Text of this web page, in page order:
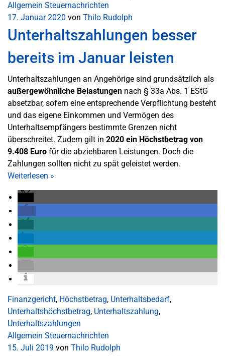
Allgemein Steuernachrichten
17. Januar 2020 von Thilo Rudolph
Unterhaltszahlungen besser
bereits im Januar leisten
Unterhaltszahlungen an Angehörige sind grundsätzlich als
außergewöhnliche Belastungen nach § 33a Abs. 1 EStG
absetzbar, sofern eine entsprechende Verpflichtung besteht
und das eigene Einkommen und Vermögen des
Unterhaltsempfängers bestimmte Grenzen nicht
überschreitet. Zudem gilt in 2020 ein Höchstbetrag von
9.408 Euro für die abziehbaren Leistungen. Doch die
Zahlungen sollten nicht zu spät geleistet werden.
Weiterlesen »
Finanzgericht, Höchstbetrag, Unterhaltsbedarf,
Unterhaltshöchstbetrag, Unterhaltszahlung,
Unterhaltszahlungen
Allgemein Steuernachrichten
15. Juli 2019 von Thilo Rudolph